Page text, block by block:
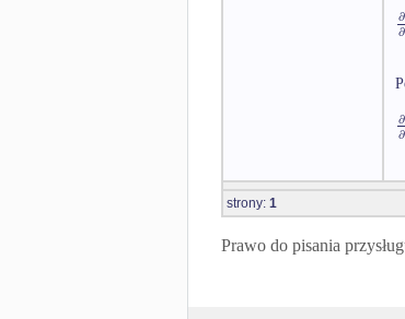
∂
∂
∂
∂
strony: 1
Prawo do pisania